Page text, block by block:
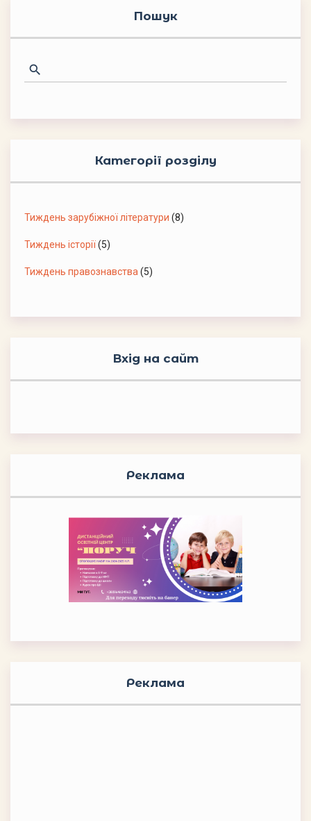
Пошук
Категорії розділу
Тиждень зарубіжної літератури (8)
Тиждень історії(5)
Тиждень правознавства (5)
Вхід на сайт
Реклама
Реклама